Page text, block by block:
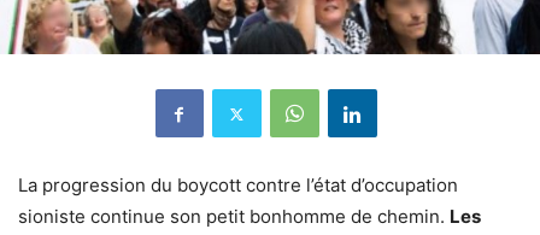
La progression du boycott contre l’état d’occupation
sioniste continue son petit bonhomme de chemin. Les